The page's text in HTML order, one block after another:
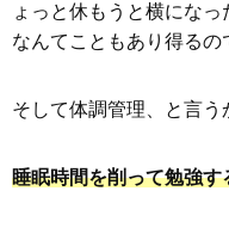
ょっと休もうと横になっ
なんてこともあり得るの
そして体調管理、と言う
睡眠時間を削って勉強す